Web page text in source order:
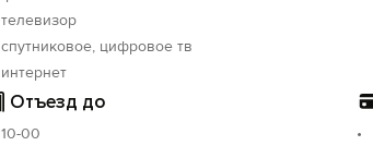
телевизор
спутниковое, цифровое тв
интернет
Отъезд до
10-00